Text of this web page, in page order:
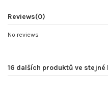
Reviews(0)
No reviews
16 dalších produktů ve stejné